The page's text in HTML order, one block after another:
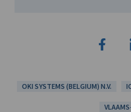
OKI SYSTEMS (BELGIUM) N.V.